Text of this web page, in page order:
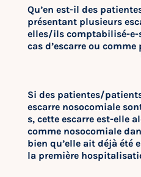
Qu’en est-il des
présentant plusieurs
elles/ils comptabilisé-e-
cas d’escarre ou
Si des patientes/
escarre nosocomiale
s, cette escarre est-elle
comme nosocomiale
bien qu’elle ait déjà été
la première